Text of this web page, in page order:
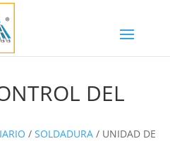
DEL
/ SOLDADURA / UNIDAD DE